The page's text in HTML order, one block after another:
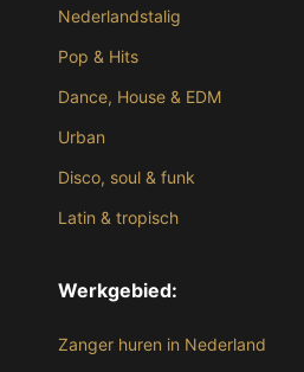
Nederlandstalig
Pop & Hits
Dance, House & EDM
Urban
Disco, soul & funk
Latin & tropisch
Werkgebied:
Zanger huren in Nederland